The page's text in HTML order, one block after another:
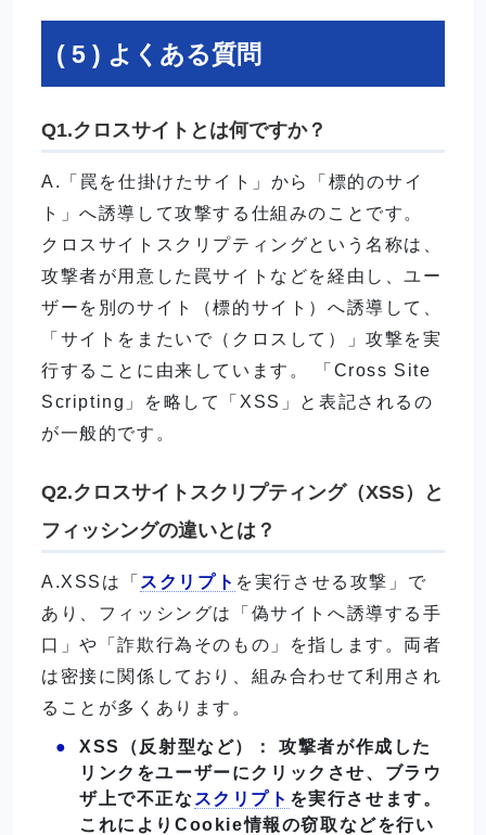
( 5 ) よくある質問
Q1.クロスサイトとは何ですか？
A.「罠を仕掛けたサイト」から「標的のサイ
ト」へ誘導して攻撃する仕組みのことです。
クロスサイトスクリプティングという名称は、
攻撃者が用意した罠サイトなどを経由し、ユー
ザーを別のサイト（標的サイト）へ誘導して、
「サイトをまたいで（クロスして）」攻撃を実
行することに由来しています。 「Cross Site
Scripting」を略して「XSS」と表記されるの
が一般的です。
Q2.クロスサイトスクリプティング（XSS）と
フィッシングの違いとは？
A.XSSは「 スクリプト を実行させる攻撃」で
あり、フィッシングは「偽サイトへ誘導する手
口」や「詐欺行為そのもの」を指します。両者
は密接に関係しており、組み合わせて利用され
ることが多くあります。
XSS（反射型など）： 攻撃者が作成した
リンクをユーザーにクリックさせ、ブラウ
ザ上で不正な スクリプト を実行させます。
これによりCookie情報の窃取などを行い